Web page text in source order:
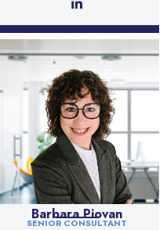
Barbara Piovan
SENIOR CONSULTANT